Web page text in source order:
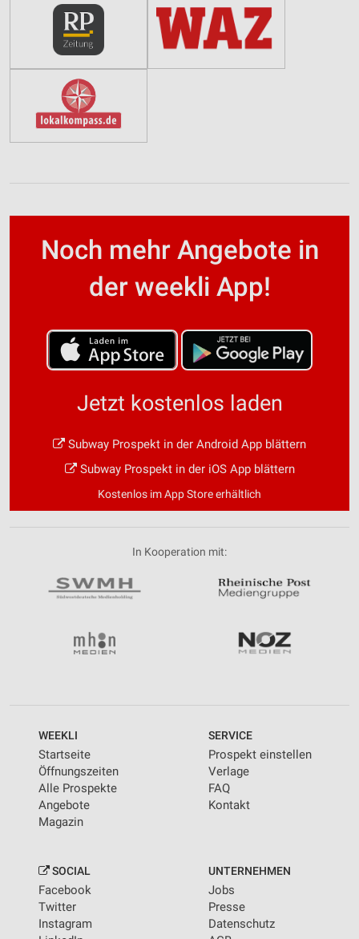
Noch mehr Angebote in
der weekli App!
Jetzt kostenlos laden
Subway Prospekt in der Android App blättern
Subway Prospekt in der iOS App blättern
Kostenlos im App Store erhältlich
In Kooperation mit:
WEEKLI
Startseite
Öffnungszeiten
Alle Prospekte
Angebote
Magazin
SERVICE
Prospekt einstellen
Verlage
FAQ
Kontakt
SOCIAL
Facebook
Twitter
Instagram
UNTERNEHMEN
Jobs
Presse
Datenschutz